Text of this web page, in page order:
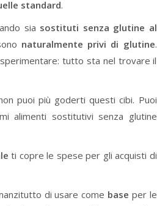
standard.
sia sostituti senza glutine al
naturalmente privi di glutine.
tutto sta nel trovare il
puoi più goderti questi cibi. Puoi
alimenti sostitutivi senza glutine
ti copre le spese per gli acquisti di
di usare come base per le